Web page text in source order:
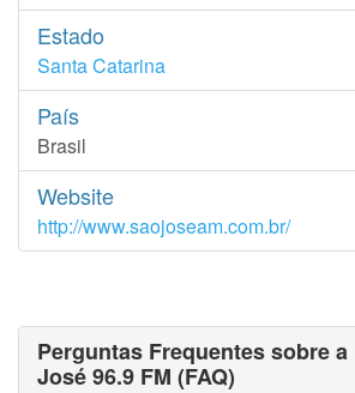
Estado
Santa Catarina
País
Brasil
Website
http://www.saojoseam.com.br/
Perguntas Frequentes sobre a
José 96.9 FM (FAQ)